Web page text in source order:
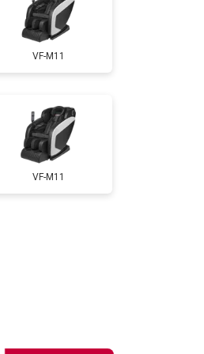
Заказать
Заказать
Заказать
Заказать
Заказать
VF-M11
VF-M11